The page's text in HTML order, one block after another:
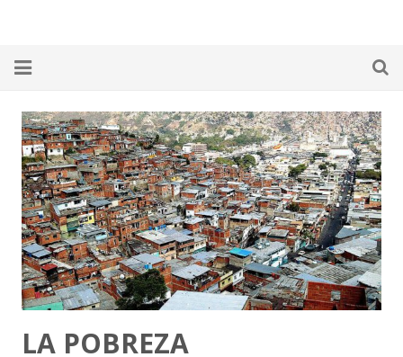
Home
¿Qué es la RED PP?
Alimentos
Ambiente
Autogestión
LA POBREZA